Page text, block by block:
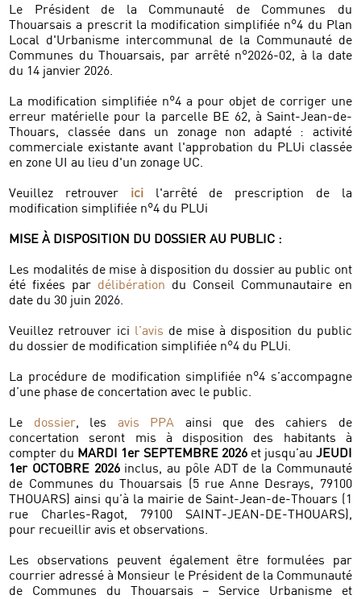
Le Président de la Communauté de Communes du
Thouarsais a prescrit la modification simplifiée n°4 du Plan
Local d'Urbanisme intercommunal de la Communauté de
Communes du Thouarsais, par arrêté n°2026-02, à la date
du 14 janvier 2026.
La modification simplifiée n°4 a pour objet de corriger une
erreur matérielle pour la parcelle BE 62, à Saint-Jean-de-
Thouars, classée dans un zonage non adapté : activité
commerciale existante avant l'approbation du PLUi classée
en zone UI au lieu d'un zonage UC.
Veuillez retrouver ici l'arrêté de prescription de la
modification simplifiée n°4 du PLUi
MISE À DISPOSITION DU DOSSIER AU PUBLIC :
Les modalités de mise à disposition du dossier au public ont
été fixées par délibération du Conseil Communautaire en
date du 30 juin 2026.
Veuillez retrouver ici l’avis de mise à disposition du public
du dossier de modification simplifiée n°4 du PLUi.
La procédure de modification simplifiée n°4 s’accompagne
d’une phase de concertation avec le public.
Le dossier, les avis PPA ainsi que des cahiers de
concertation seront mis à disposition des habitants à
compter du MARDI 1er SEPTEMBRE 2026et jusqu’au JEUDI
1er OCTOBRE 2026 inclus, au pôle ADT de la Communauté
de Communes du Thouarsais (5 rue Anne Desrays, 79100
THOUARS) ainsi qu’à la mairie de Saint-Jean-de-Thouars (1
rue Charles-Ragot, 79100 SAINT-JEAN-DE-THOUARS),
pour recueillir avis et observations.
Les observations peuvent également être formulées par
courrier adressé à Monsieur le Président de la Communauté
de Communes du Thouarsais – Service Urbanisme et